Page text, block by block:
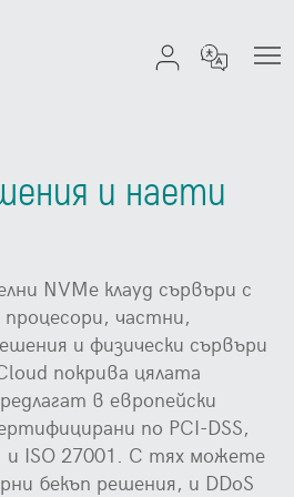
и наети
NVMe клауд сървъри с
процесори, частни,
и физически сървъри
покрива цялата
в европейски
по PCI-DSS,
и ISO 27001. С тях можете
бекъп решения, и DDoS